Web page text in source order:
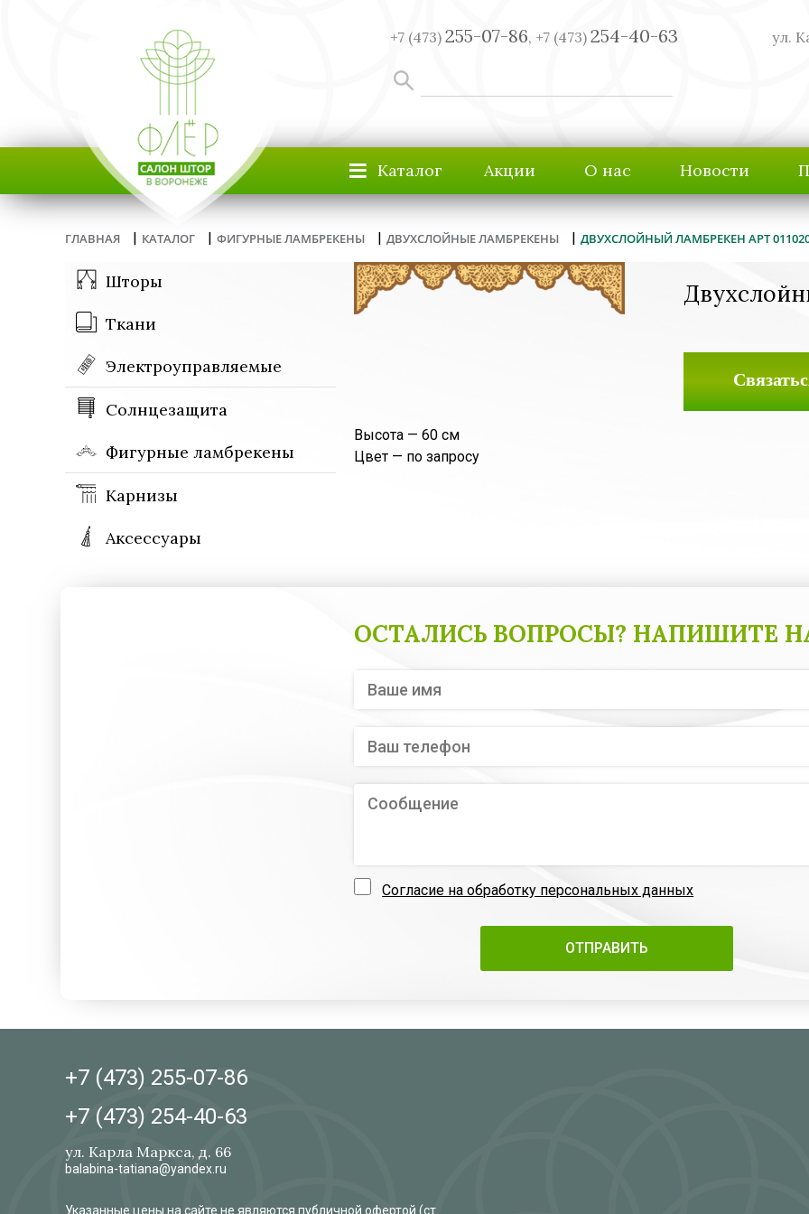
+7 (473) 255-07-86, +7 (473) 254-40-63 ул.
≡ Каталог Акции О нас Новости
ГЛАВНАЯ | КАТАЛОГ | ФИГУРНЫЕ ЛАМБРЕКЕНЫ | ДВУХСЛОЙНЫЕ ЛАМБРЕКЕНЫ | ДВУХСЛОЙНЫЙ ЛАМБРЕКЕН АРТ
Шторы
Ткани
Электроуправляемые
Солнцезащита
Фигурные ламбрекены
Карнизы
Аксессуары
Высота — 60 см
Цвет — по запросу
ОСТАЛИСЬ ВОПРОСЫ? НАПИШИТЕ
Согласие на обработку персональных данных
+7 (473) 255-07-86
+7 (473) 254-40-63
ул. Карла Маркса, д. 66
balabina-tatiana@yandex.ru
Указанные цены на сайте не являются публичной офертой (ст.